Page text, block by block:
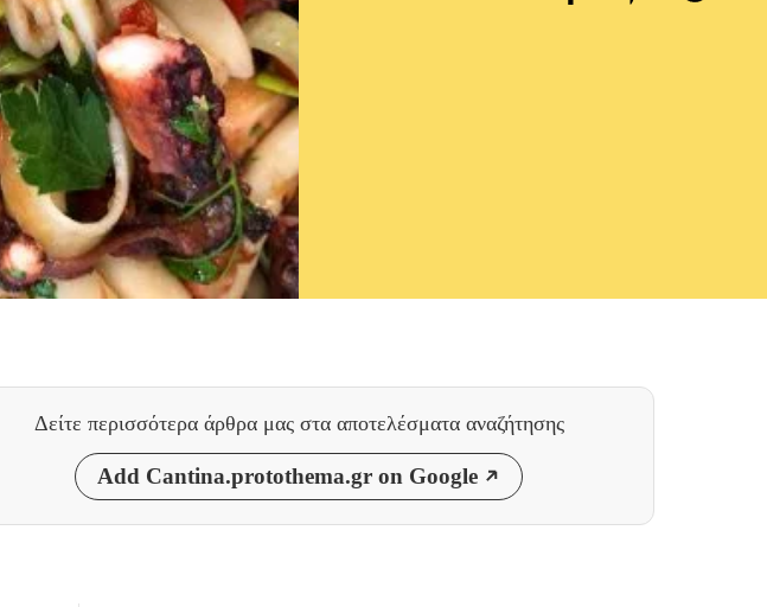
Δείτε περισσότερα άρθρα μας στα αποτελέσματα αναζήτησης
Add Cantina.protothema.gr on Google